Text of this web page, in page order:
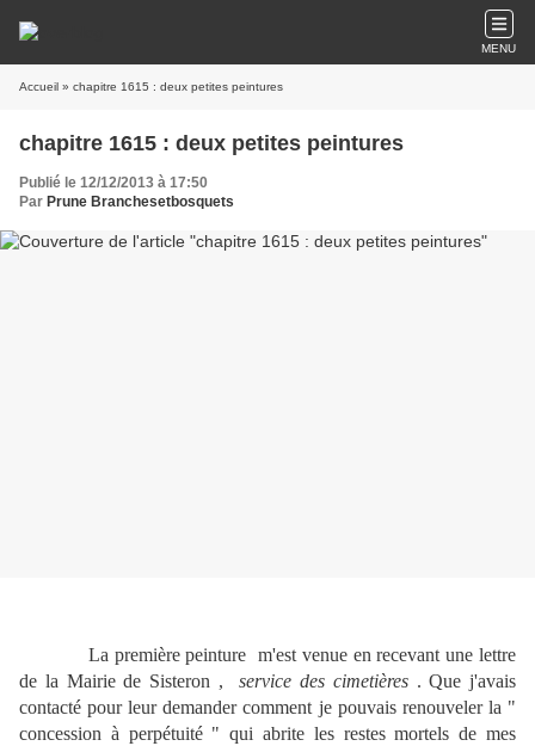
MENU
Accueil » chapitre 1615 : deux petites peintures
chapitre 1615 : deux petites peintures
Publié le 12/12/2013 à 17:50
Par Prune Branchesetbosquets
La première peinture m'est venue en recevant une lettre
de la Mairie de Sisteron ,
service des cimetières. Que j'avais
contacté pour leur demander comment je pouvais renouveler la "
concession à perpétuité " qui abrite les restes mortels de mes